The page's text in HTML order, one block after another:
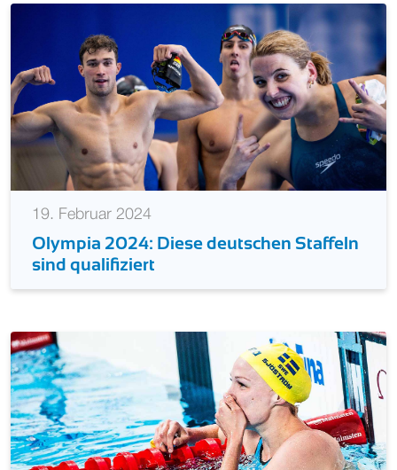
19. Februar 2024
Olympia 2024: Diese deutschen Staffeln
sind qualifiziert